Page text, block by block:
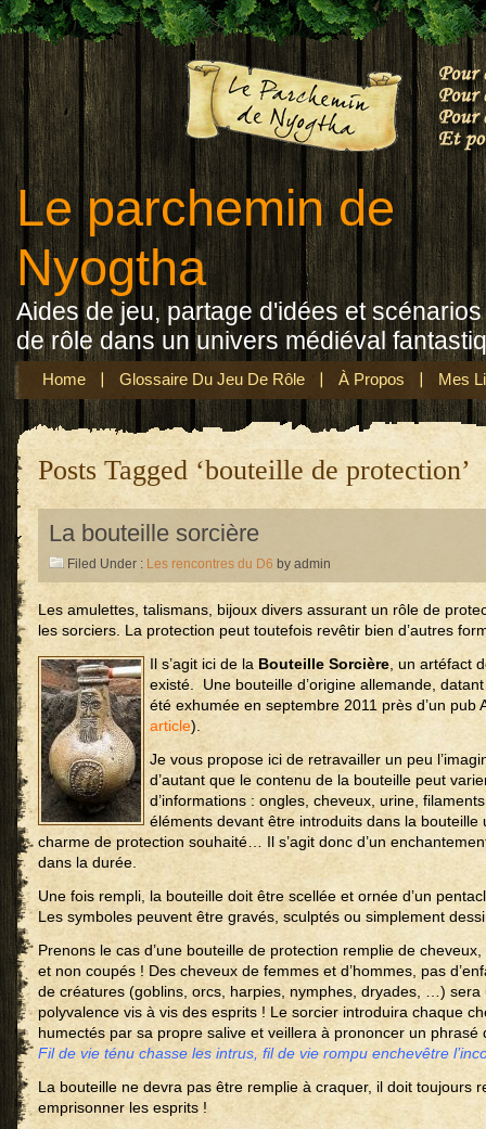
Le parchemin de
Nyogtha
Aides de jeu, partage d'idées et
de rôle dans un univers médiéval
Home Glossaire Du Jeu De Rôle À Propos Mes
Posts Tagged ‘bouteille de protection’
La bouteille sorcière
Filed Under : Les rencontres du D6 by admin
Les amulettes, talismans, bijoux divers assurant un rôle de
les sorciers. La protection peut toutefois revêtir bien d’autres
Il s’agit ici de la Bouteille Sorcière , un artéfact
existé. Une bouteille d’origine allemande,
été exhumée en septembre 2011 près d’un pub
article).
Je vous propose ici de retravailler un peu
d’autant que le contenu de la bouteille peut
d’informations : ongles, cheveux, urine,
éléments devant être introduits dans la bouteille
charme de protection souhaité… Il s’agit donc d’un
dans la durée.
Une fois rempli, la bouteille doit être scellée et ornée d’un
Les symboles peuvent être gravés, sculptés ou simplement
Prenons le cas d’une bouteille de protection remplie de
et non coupés ! Des cheveux de femmes et d’hommes, pas
de créatures (goblins, orcs, harpies, nymphes, dryades, …) sera
polyvalence vis à vis des esprits ! Le sorcier introduira chaque
humectés par sa propre salive et veillera à prononcer un phrasé
Fil de vie ténu chasse les intrus, fil de vie rompu enchevêtre
La bouteille ne devra pas être remplie à craquer, il doit toujours
emprisonner les esprits !